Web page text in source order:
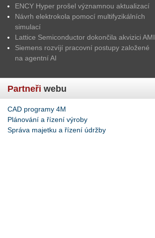
ENCY Hyper prošel významnou aktualizací
Návrh elektrokola pomocí multifyzikálních
simulací
Lattice Semiconductor dokončila akvizici AMI
Siemens rozvíjí pracovní postupy založené
na agentní AI
Partneři webu
CAD programy 4M
Plánování a řízení výroby
Správa majetku a řízení údržby